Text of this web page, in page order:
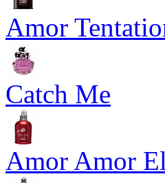
Amor
Catch Me
Amor Amor